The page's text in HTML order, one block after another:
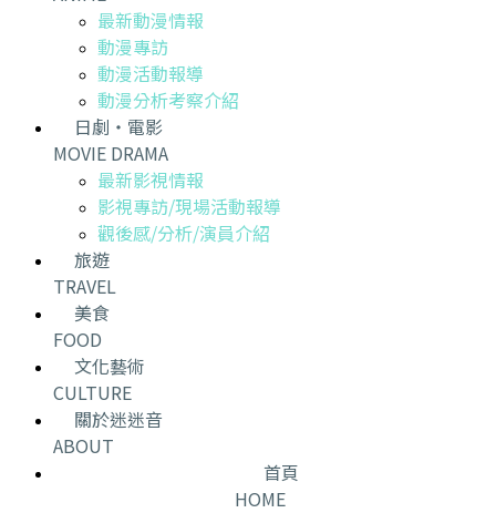
最新動漫情報
動漫專訪
動漫活動報導
動漫分析考察介紹
日劇・電影
MOVIE DRAMA
最新影視情報
影視專訪/現場活動報導
觀後感/分析/演員介紹
旅遊
TRAVEL
美食
FOOD
文化藝術
CULTURE
關於迷迷音
ABOUT
首頁
HOME